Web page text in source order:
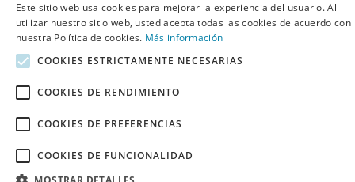
Este sitio web usa cookies para mejorar la experiencia del usuario. Al
utilizar nuestro sitio web, usted acepta todas las cookies de acuerdo con
nuestra Política de cookies. Más información
COOKIES ESTRICTAMENTE NECESARIAS
COOKIES DE RENDIMIENTO
COOKIES DE PREFERENCIAS
COOKIES DE FUNCIONALIDAD